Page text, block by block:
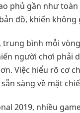
phủ gần như
đồ, khiến không
bình mỗi
người chơi phải
Việc hiểu rõ cơ
sàng về mặt
2019, nhiều